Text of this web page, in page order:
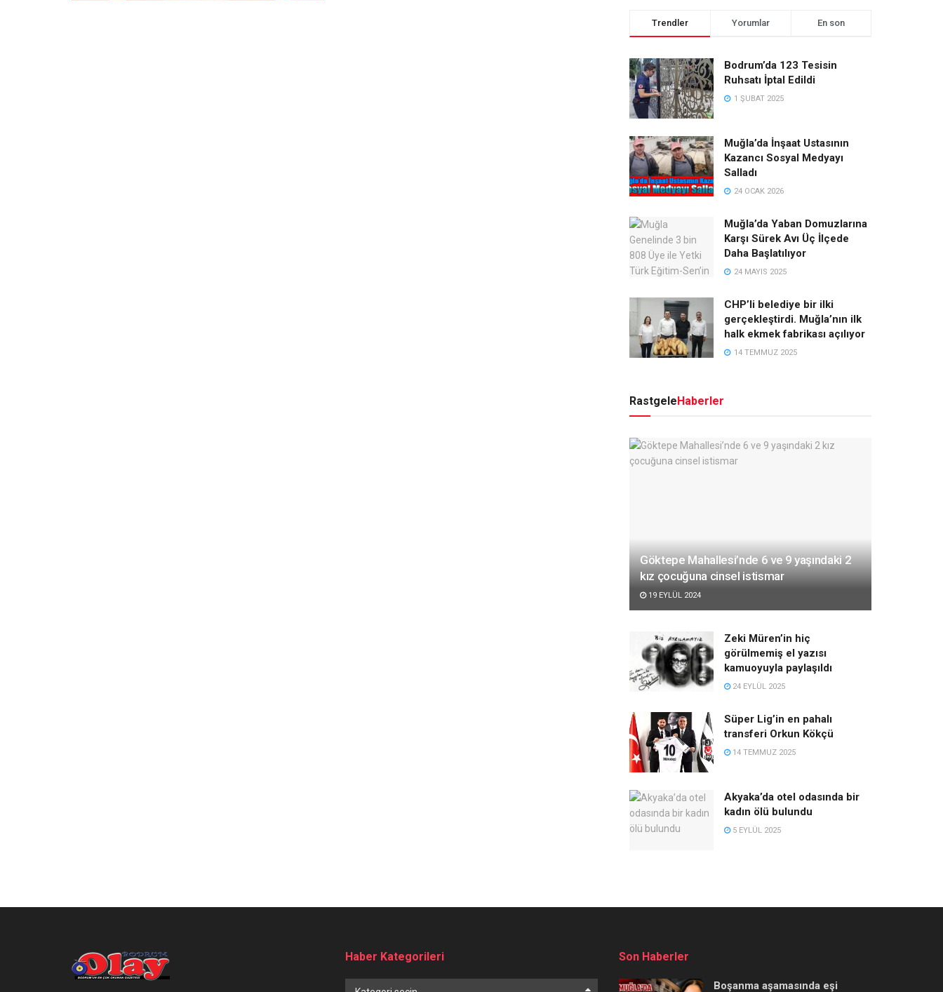
Trendler Yorumlar En son
Bodrum’da 123 Tesisin
Ruhsatı İptal Edildi
1 ŞUBAT 2025
Muğla’da İnşaat Ustasının
Kazancı Sosyal Medyayı
Salladı
24 OCAK 2026
Muğla’da Yaban Domuzlarına
Karşı Sürek Avı Üç İlçede
Daha Başlatılıyor
24 MAYIS 2025
CHP’li belediye bir ilki
gerçekleştirdi. Muğla’nın ilk
halk ekmek fabrikası açılıyor
14 TEMMUZ 2025
RastgeleHaberler
Göktepe Mahallesi’nde 6 ve 9 yaşındaki 2
kız çocuğuna cinsel istismar
19 EYLÜL 2024
Zeki Müren’in hiç
görülmemiş el yazısı
kamuoyuyla paylaşıldı
24 EYLÜL 2025
Süper Lig’in en pahalı
transferi Orkun Kökçü
14 TEMMUZ 2025
Akyaka’da otel odasında bir
kadın ölü bulundu
5 EYLÜL 2025
Haber Kategorileri
Haber
Son Haberler
Boşanma aşamasında eşi